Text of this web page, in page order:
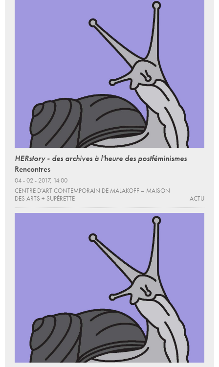
HERstory - des archives à l'heure des postféminismes
Rencontres
04 - 02 - 2017, 14:00
CENTRE D’ART CONTEMPORAIN DE MALAKOFF – MAISON
DES ARTS + SUPÉRETTE
ACTU